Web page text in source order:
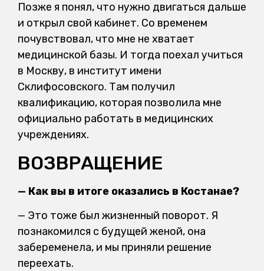
Позже я понял, что нужно двигаться дальше
и открыл свой кабинет. Со временем
почувствовал, что мне не хватает
медицинской базы. И тогда поехал учиться
в Москву, в институт имени
Склифосовского. Там получил
квалификацию, которая позволила мне
официально работать в медицинских
учреждениях.
ВОЗВРАЩЕНИЕ
— Как вы в итоге оказались в Костанае?
— Это тоже был жизненный поворот. Я
познакомился с будущей женой, она
забеременела, и мы приняли решение
переехать.